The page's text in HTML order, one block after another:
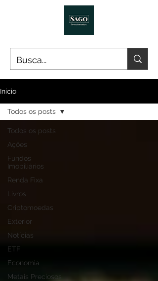
Início
Todos os posts
Ações
Fundos
Imobiliários
Renda Fixa
Livros
Criptomoedas
Exterior
Notícias
ETF
Economia
Metais Preciosos
Todos os posts